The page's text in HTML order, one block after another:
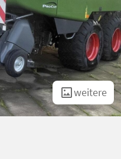
weitere